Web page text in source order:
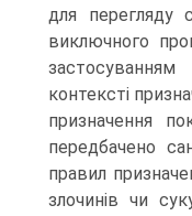
для перегляду
виключного
контексті
призначення
передбачено
правил
злочинів чи